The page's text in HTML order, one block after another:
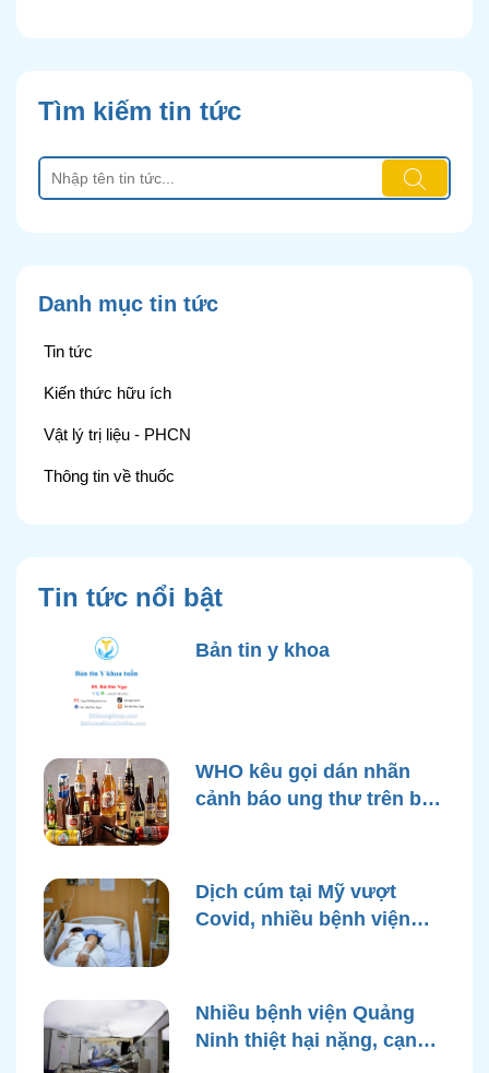
Tìm kiếm tin tức
Danh mục tin tức
Tin tức
Kiến thức hữu ích
Vật lý trị liệu - PHCN
Thông tin về thuốc
Tin tức nổi bật
Bản tin y khoa
WHO kêu gọi dán nhãn
cảnh báo ung thư trên bao
Dịch cúm tại Mỹ vượt
Covid, nhiều bệnh viện
Nhiều bệnh viện Quảng
Ninh thiệt hại nặng, cạn